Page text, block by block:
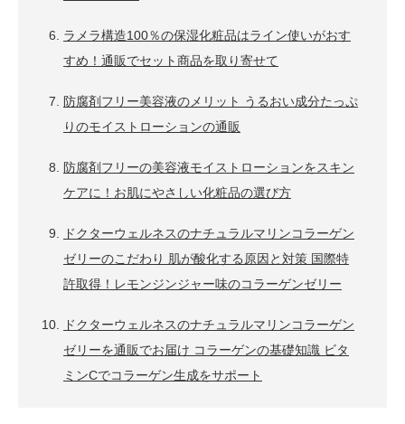
ラメラ構造100％の保湿化粧品はライン使いがおす
すめ！通販でセット商品を取り寄せて
防腐剤フリー美容液のメリット うるおい成分たっぷ
りのモイストローションの通販
防腐剤フリーの美容液モイストローションをスキン
ケアに！お肌にやさしい化粧品の選び方
ドクターウェルネスのナチュラルマリンコラーゲン
ゼリーのこだわり 肌が酸化する原因と対策 国際特
許取得！レモンジンジャー味のコラーゲンゼリー
ドクターウェルネスのナチュラルマリンコラーゲン
ゼリーを通販でお届け コラーゲンの基礎知識 ビタ
ミンCでコラーゲン生成をサポート